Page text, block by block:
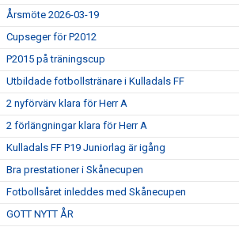
Årsmöte 2026-03-19
Cupseger för P2012
P2015 på träningscup
Utbildade fotbollstränare i Kulladals FF
2 nyförvärv klara för Herr A
2 förlängningar klara för Herr A
Kulladals FF P19 Juniorlag är igång
Bra prestationer i Skånecupen
Fotbollsåret inleddes med Skånecupen
GOTT NYTT ÅR